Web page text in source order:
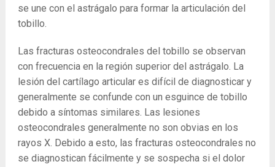
se une con el astrágalo para formar la articulación del
tobillo.
Las fracturas osteocondrales del tobillo se observan
con frecuencia en la región superior del astrágalo. La
lesión del cartílago articular es difícil de diagnosticar y
generalmente se confunde con un esguince de tobillo
debido a síntomas similares. Las lesiones
osteocondrales generalmente no son obvias en los
rayos X. Debido a esto, las fracturas osteocondrales no
se diagnostican fácilmente y se sospecha si el dolor